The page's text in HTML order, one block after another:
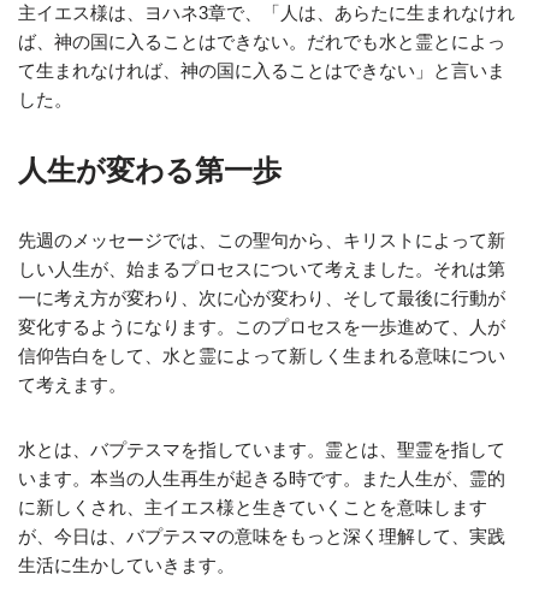
主イエス様は、ヨハネ3章で、「人は、あらたに生まれなけれ
ば、神の国に入ることはできない。だれでも水と霊とによっ
て生まれなければ、神の国に入ることはできない」と言いま
した。
人生が変わる第一歩
先週のメッセージでは、この聖句から、キリストによって新
しい人生が、始まるプロセスについて考えました。それは第
一に考え方が変わり、次に心が変わり、そして最後に行動が
変化するようになります。このプロセスを一歩進めて、人が
信仰告白をして、水と霊によって新しく生まれる意味につい
て考えます。
水とは、バプテスマを指しています。霊とは、聖霊を指して
います。本当の人生再生が起きる時です。また人生が、霊的
に新しくされ、主イエス様と生きていくことを意味します
が、今日は、バプテスマの意味をもっと深く理解して、実践
生活に生かしていきます。